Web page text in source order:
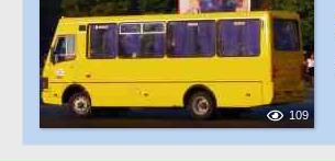
109